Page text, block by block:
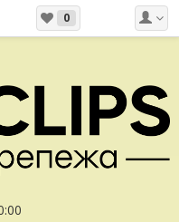
0